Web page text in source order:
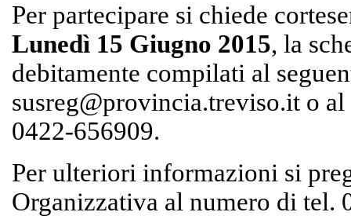
Per partecipare si chiede
Lunedì 15 Giugno 2015, la
debitamente compilati al
susreg@provincia.treviso.it o
0422-656909.
Per ulteriori informazioni si
Organizzativa al numero di tel.